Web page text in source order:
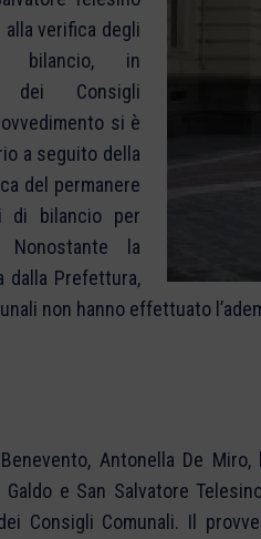
verifica degli
bilancio, in
dei Consigli
si è
a seguito della
del permanere
di bilancio per
Nonostante la
dalla Prefettura,
non hanno effettuato
Antonella De
Galdo e San Salvatore
Consigli Comunali. Il